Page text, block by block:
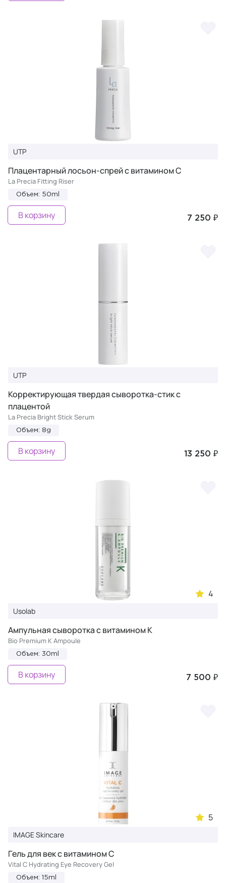
UTP
Плацентарный лосьон-спрей с витамином С
La Precia Fitting Riser
Объем: 50ml
7 250 ₽
В корзину
UTP
Корректирующая твердая сыворотка-стик с
плацентой
La Precia Bright Stick Serum
Объем: 8g
13 250 ₽
В корзину
4
Usolab
Ампульная сыворотка с витамином К
Bio Premium K Ampoule
Объем: 30ml
7 500 ₽
В корзину
5
IMAGE Skincare
Гель для век с витамином С
Vital C Hydrating Eye Recovery Gel
Объем: 15ml